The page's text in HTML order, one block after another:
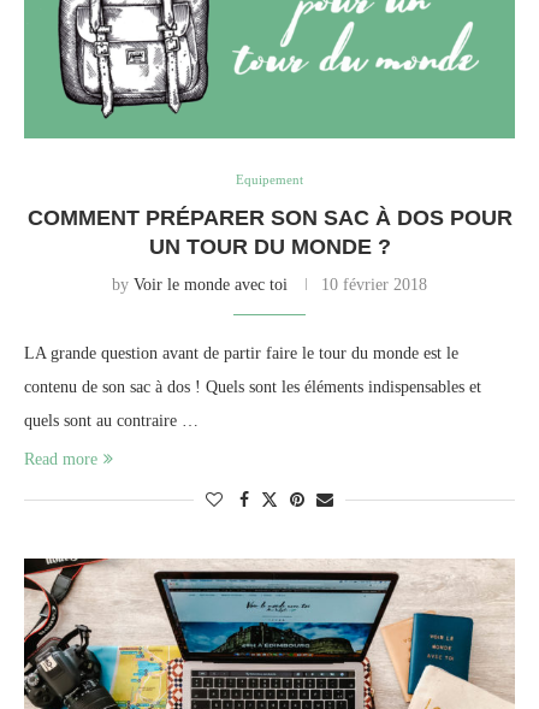
Equipement
COMMENT PRÉPARER SON SAC À DOS POUR
UN TOUR DU MONDE ?
by Voir le monde avec toi 10 février 2018
LA grande question avant de partir faire le tour du monde est le
contenu de son sac à dos ! Quels sont les éléments indispensables et
quels sont au contraire …
Read more